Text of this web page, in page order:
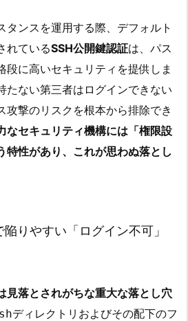
タンスを運用する際、デフォルト
れているSSH公開鍵認証は、パス
段に高いセキュリティを提供しま
たない第三者はログインできない
攻撃のリスクを根本から排除でき
なセキュリティ機構には「権限設
特性があり、これが思わぬ落とし
りやすい「ログイン不可」
見落とされがちな重大な落とし穴
ディレクトリおよびその配下のフ